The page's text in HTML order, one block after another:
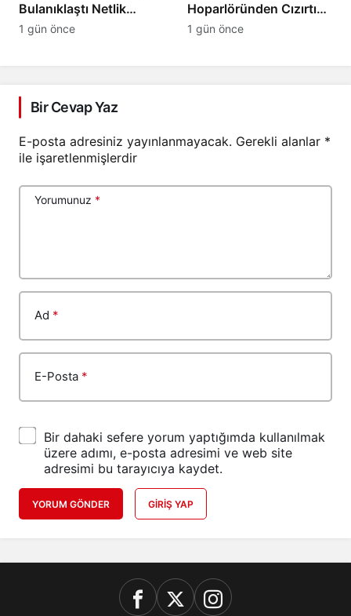
Bulanıklaştı Netlik
Ayarları İşe Yaramıyorsa
1 gün önce
Hoparlöründen Cızırtı
veya Patlama Sesi
1 gün önce
Bir Cevap Yaz
E-posta adresiniz yayınlanmayacak. Gerekli alanlar *
ile işaretlenmişlerdir
Yorumunuz *
Ad *
E-Posta *
Bir dahaki sefere yorum yaptığımda kullanılmak
üzere adımı, e-posta adresimi ve web site
adresimi bu tarayıcıya kaydet.
YORUM GÖNDER GIRIŞ YAP